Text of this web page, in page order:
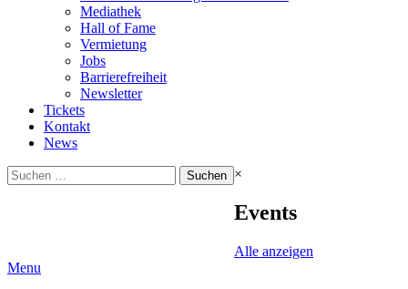
Mediathek
Hall of Fame
Vermietung
Jobs
Barrierefreiheit
Newsletter
Tickets
Kontakt
News
Suchen
nach:
×
Events
Alle anzeigen
Menu